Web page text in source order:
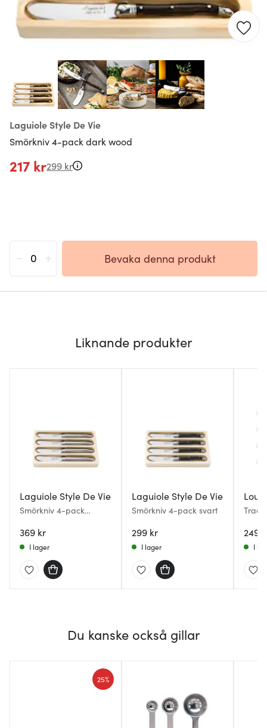
Laguiole Style De Vie
Smörkniv 4-pack dark wood
217 kr299 kr
Bevaka denna produkt
Liknande produkter
Laguiole Style De Vie
Smörkniv 4-pack
369 kr
I lager
Laguiole Style De Vie
Smörkniv 4-pack svart
299 kr
I lager
Lou
249
I
Du kanske också gillar
25%